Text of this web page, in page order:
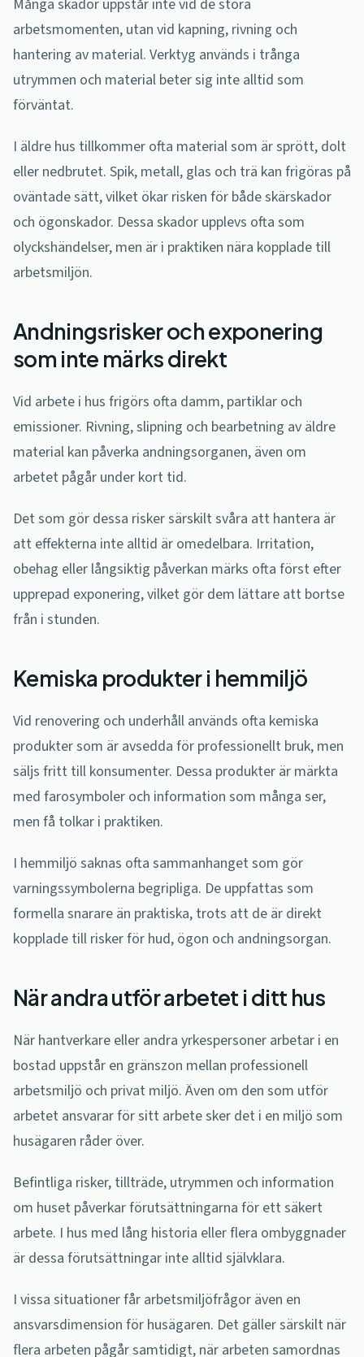
Många skador uppstår inte vid de stora
arbetsmomenten, utan vid kapning, rivning och
hantering av material. Verktyg används i trånga
utrymmen och material beter sig inte alltid som
förväntat.
I äldre hus tillkommer ofta material som är sprött, dolt
eller nedbrutet. Spik, metall, glas och trä kan frigöras på
oväntade sätt, vilket ökar risken för både skärskador
och ögonskador. Dessa skador upplevs ofta som
olyckshändelser, men är i praktiken nära kopplade till
arbetsmiljön.
Andningsrisker och exponering
som inte märks direkt
Vid arbete i hus frigörs ofta damm, partiklar och
emissioner. Rivning, slipning och bearbetning av äldre
material kan påverka andningsorganen, även om
arbetet pågår under kort tid.
Det som gör dessa risker särskilt svåra att hantera är
att effekterna inte alltid är omedelbara. Irritation,
obehag eller långsiktig påverkan märks ofta först efter
upprepad exponering, vilket gör dem lättare att bortse
från i stunden.
Kemiska produkter i hemmiljö
Vid renovering och underhåll används ofta kemiska
produkter som är avsedda för professionellt bruk, men
säljs fritt till konsumenter. Dessa produkter är märkta
med farosymboler och information som många ser,
men få tolkar i praktiken.
I hemmiljö saknas ofta sammanhanget som gör
varningssymbolerna begripliga. De uppfattas som
formella snarare än praktiska, trots att de är direkt
kopplade till risker för hud, ögon och andningsorgan.
När andra utför arbetet i ditt hus
När hantverkare eller andra yrkespersoner arbetar i en
bostad uppstår en gränszon mellan professionell
arbetsmiljö och privat miljö. Även om den som utför
arbetet ansvarar för sitt arbete sker det i en miljö som
husägaren råder över.
Befintliga risker, tillträde, utrymmen och information
om huset påverkar förutsättningarna för ett säkert
arbete. I hus med lång historia eller flera ombyggnader
är dessa förutsättningar inte alltid självklara.
I vissa situationer får arbetsmiljöfrågor även en
ansvarsdimension för husägaren. Det gäller särskilt när
flera arbeten pågår samtidigt, när arbeten samordnas